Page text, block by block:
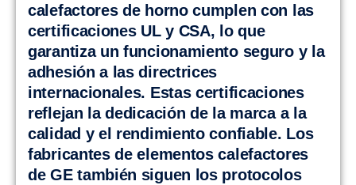
calefactores de horno cumplen con las
certificaciones UL y CSA, lo que
garantiza un funcionamiento seguro y la
adhesión a las directrices
internacionales. Estas certificaciones
reflejan la dedicación de la marca a la
calidad y el rendimiento confiable. Los
fabricantes de elementos calefactores
de GE también siguen los protocolos